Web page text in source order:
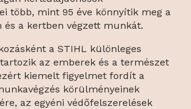
több, mint 95 éve könnyítik meg a
és a kertben végzett munkát.
a STIHL különleges
az emberek és a természet
kiemelt figyelmet fordít a
körülményeinek
az egyéni védőfelszerelések